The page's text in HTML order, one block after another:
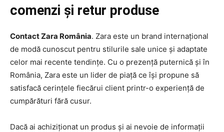
comenzi și retur produse
Contact Zara România. Zara este un brand internațional
de modă cunoscut pentru stilurile sale unice și adaptate
celor mai recente tendințe. Cu o prezență puternică și în
România, Zara este un lider de piață ce își propune să
satisfacă cerințele fiecărui client printr-o experiență de
cumpărături fără cusur.
Dacă ai achiziționat un produs și ai nevoie de informații